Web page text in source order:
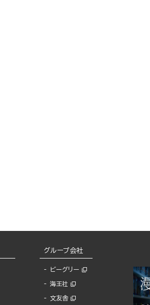
グループ会社
ビーグリー
海王社
文友舎